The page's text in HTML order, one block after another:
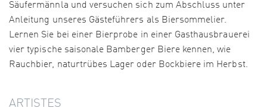
Säufermännla und versuchen sich zum Abschluss unter
Anleitung unseres Gästeführers als Biersommelier.
Lernen Sie bei einer Bierprobe in einer Gasthausbrauerei
vier typische saisonale Bamberger Biere kennen, wie
Rauchbier, naturtrübes Lager oder Bockbiere im Herbst.
ARTISTES